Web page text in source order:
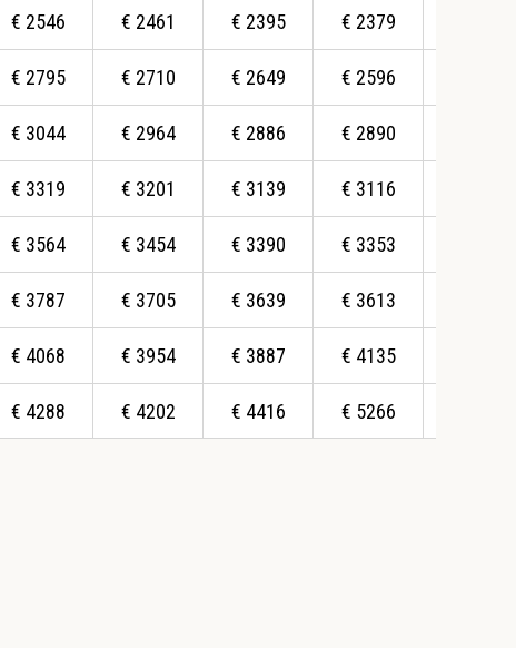
€ 2546
€ 2795
€ 3044
€ 3319
€ 3564
€ 3787
€ 4068
€ 4288
€ 2461
€ 2710
€ 2964
€ 3201
€ 3454
€ 3705
€ 3954
€ 4202
€ 2395
€ 2649
€ 2886
€ 3139
€ 3390
€ 3639
€ 3887
€ 4416
€ 2379
€ 2596
€ 2890
€ 3116
€ 3353
€ 3613
€ 4135
€ 5266